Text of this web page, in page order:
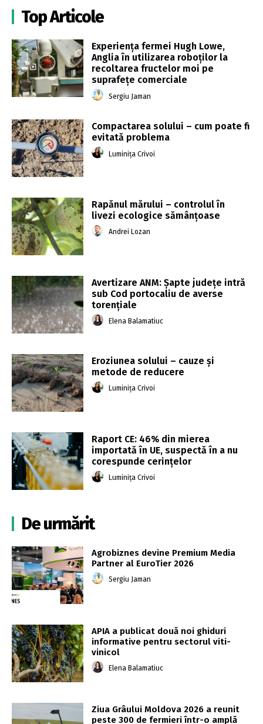
Top Articole
Experiența fermei Hugh Lowe,
Anglia în utilizarea roboților la
recoltarea fructelor moi pe
suprafețe comerciale
Sergiu Jaman
Compactarea solului – cum poate fi
evitată problema
Luminița Crivoi
Rapănul mărului – controlul în
livezi ecologice sămânțoase
Andrei Lozan
Avertizare ANM: Şapte judeţe intră
sub Cod portocaliu de averse
torenţiale
Elena Balamatiuc
Eroziunea solului – cauze și
metode de reducere
Luminița Crivoi
Raport CE: 46% din mierea
importată în UE, suspectă în a nu
corespunde cerințelor
Luminița Crivoi
De urmărit
Agrobiznes devine Premium Media
Partner al EuroTier 2026
Sergiu Jaman
APIA a publicat două noi ghiduri
informative pentru sectorul viti-
vinicol
Elena Balamatiuc
Ziua Grâului Moldova 2026 a reunit
peste 300 de fermieri într-o amplă